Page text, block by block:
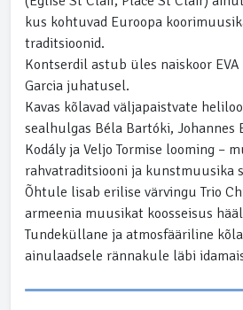
kus kohtuvad Euroopa
traditsioonid.
Kontserdil astub üles naiskoor
Garcia juhatusel.
Kavas kõlavad väljapaistvate
sealhulgas Béla Bartóki, Johannes
Kodály ja Veljo Tormise looming –
rahvatraditsiooni ja kunstmuusika
Õhtule lisab erilise värvingu Trio
armeenia muusikat koosseisus
Tundeküllane ja atmosfääriline
ainulaadsele rännakule läbi